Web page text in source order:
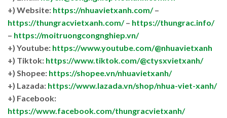
+) Website: https://nhuavietxanh.com/–
https://thungracvietxanh.com/– https://thungrac.info/
– https://moitruongcongnghiep.vn/
+) Youtube: https://www.youtube.com/@nhuavietxanh
+) Tiktok: https://www.tiktok.com/@ctysxvietxanh/
+) Shopee: https://shopee.vn/nhuavietxanh/
+) Lazada: https://www.lazada.vn/shop/nhua-viet-xanh/
+) Facebook:
https://www.facebook.com/thungracvietxanh/